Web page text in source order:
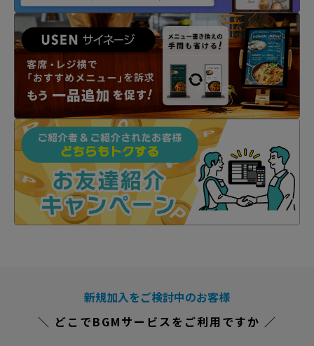
新規加入をご検討中のお客様
＼ どこでBGMサービスをご利用ですか ／